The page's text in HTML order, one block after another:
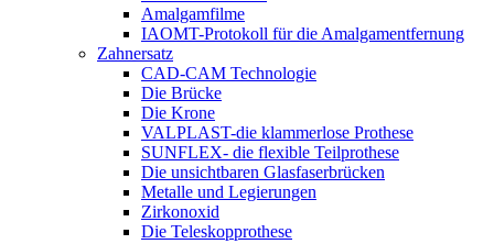
Amalgamfilme
IAOMT-Protokoll für die Amalgamentfernung
Zahnersatz
CAD-CAM Technologie
Die Brücke
Die Krone
VALPLAST-die klammerlose Prothese
SUNFLEX- die flexible Teilprothese
Die unsichtbaren Glasfaserbrücken
Metalle und Legierungen
Zirkonoxid
Die Teleskopprothese